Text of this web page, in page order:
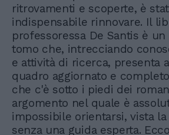
ritrovamenti e scoperte, è
indispensabile rinnovare. Il
professoressa De Santis è
tomo che, intrecciando
e attività di ricerca, presenta
quadro aggiornato e
che c'è sotto i piedi dei
argomento nel quale è
impossibile orientarsi, vista la
senza una guida esperta.